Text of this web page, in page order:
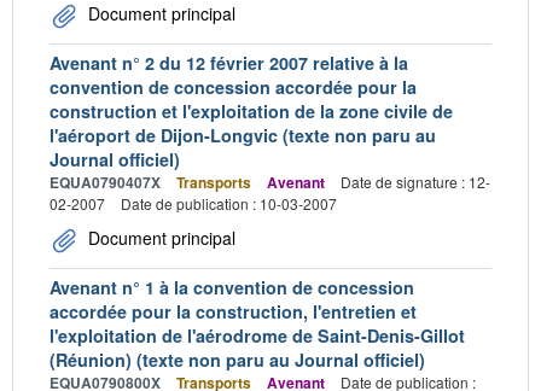
Document principal
Avenant n° 2 du 12 février 2007 relative à la
convention de concession accordée pour la
construction et l'exploitation de la zone civile de
l'aéroport de Dijon-Longvic (texte non paru au
Journal officiel)
EQUA0790407X Transports Avenant
Date de signature : 12-
02-2007
Date de publication : 10-03-2007
Document principal
Avenant n° 1 à la convention de concession
accordée pour la construction, l'entretien et
l'exploitation de l'aérodrome de Saint-Denis-Gillot
(Réunion) (texte non paru au Journal officiel)
EQUA0790800X Transports Avenant
Date de publication :